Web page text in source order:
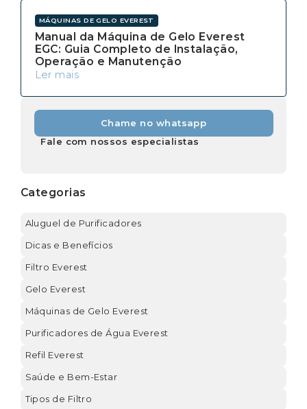
Fale com nossos especialistas
Chame no whatsapp
Categorias
Aluguel de Purificadores
Dicas e Benefícios
Filtro Everest
Gelo Everest
Máquinas de Gelo Everest
Purificadores de Água Everest
Refil Everest
Saúde e Bem-Estar
Tipos de Filtro
MÁQUINAS DE GELO EVEREST
Manual da Máquina de Gelo Everest
EGC: Guia Completo de Instalação,
Operação e Manutenção
Ler mais